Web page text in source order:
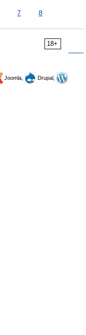
7 8
18+
Joomla,
Drupal,